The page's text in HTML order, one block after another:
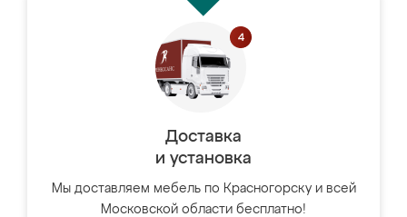
Доставка
и установка
Мы доставляем мебель по Красногорску и всей
Московской области бесплатно!